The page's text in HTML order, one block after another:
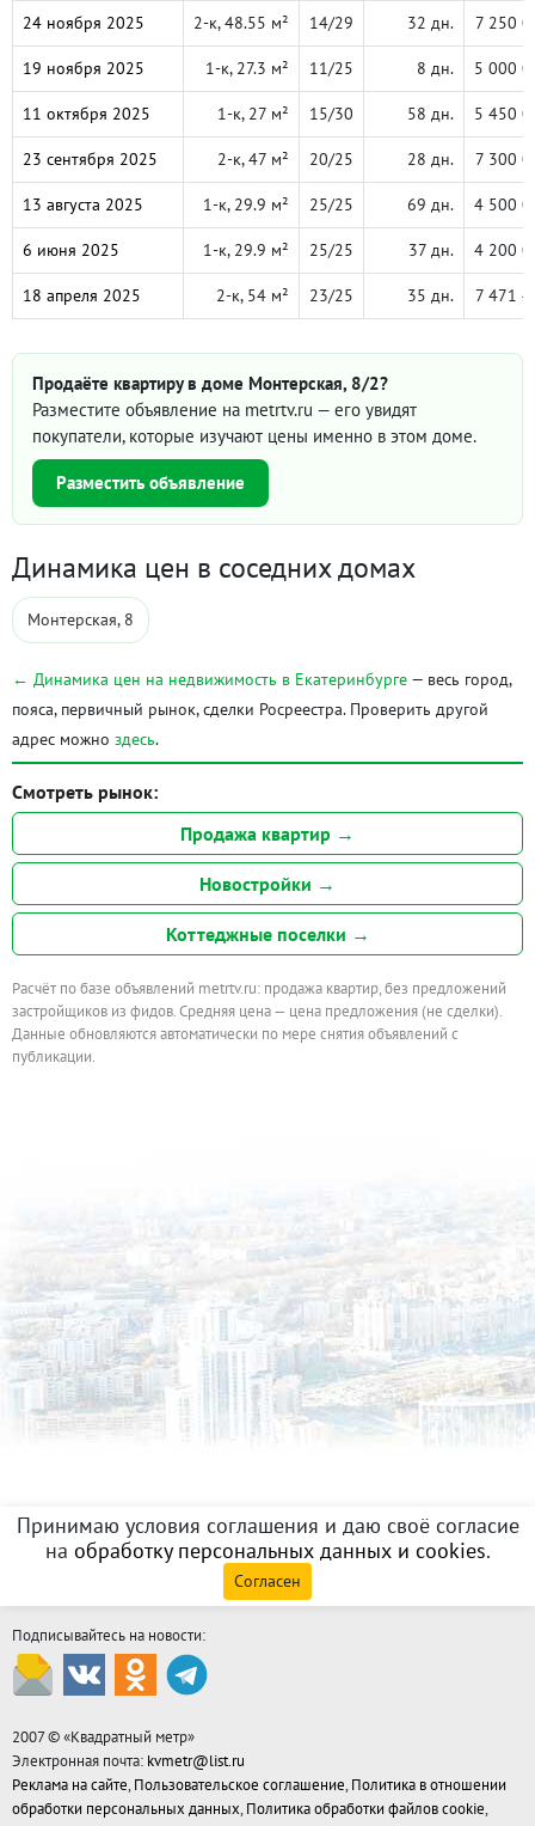
24 ноября 2025 2-к, 48.55 м² 14/29 32 дн. 7 250
19 ноября 2025 1-к, 27.3 м² 11/25 8 дн. 5 000
11 октября 2025 1-к, 27 м² 15/30 58 дн. 5 450
23 сентября 2025 2-к, 47 м² 20/25 28 дн. 7 300
13 августа 2025 1-к, 29.9 м² 25/25 69 дн. 4 500
6 июня 2025 1-к, 29.9 м² 25/25 37 дн. 4 200
18 апреля 2025 2-к, 54 м² 23/25 35 дн. 7 471
Продаёте квартиру в доме Монтерская, 8/2?
Разместите объявление на metrtv.ru — его увидят
покупатели, которые изучают цены именно в этом доме.
Разместить объявление
Динамика цен в соседних домах
Монтерская, 8
← Динамика цен на недвижимость в Екатеринбурге — весь город,
пояса, первичный рынок, сделки Росреестра. Проверить другой
адрес можно здесь.
Смотреть рынок:
Продажа квартир →
Новостройки →
Коттеджные поселки →
Расчёт по базе объявлений metrtv.ru: продажа квартир, без предложений
застройщиков из фидов. Средняя цена — цена предложения (не сделки).
Данные обновляются автоматически по мере снятия объявлений с
публикации.
Принимаю условия соглашения и даю своё согласие
на обработку персональных данных и cookies.
Согласен
Подписывайтесь на новости:
2007 © «Квадратный метр»
Электронная почта: kvmetr@list.ru
Реклама на сайте, Пользовательское соглашение, Политика в отношении
обработки персональных данных, Политика обработки файлов cookie,